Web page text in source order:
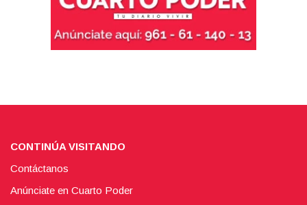
CONTINÚA VISITANDO
Contáctanos
Anúnciate en Cuarto Poder